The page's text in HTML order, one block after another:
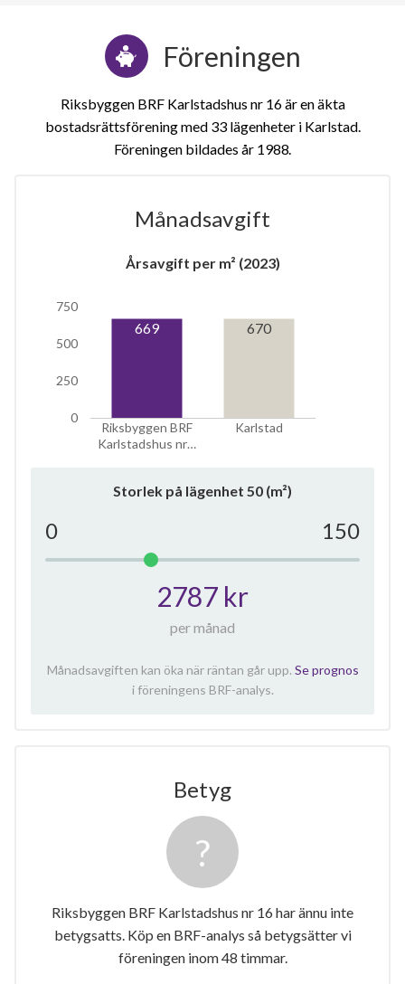
lägenhet
Föreningen
Riksbyggen BRF Karlstadshus nr 16 är en äkta
bostadsrättsförening med 33 lägenheter i Karlstad.
Föreningen bildades år 1988
Månadsavgift
Årsavgift per m² (2023)
Riksbyggen BRF
Karlstadshus nr…
Karlstad
0
250
500
750
669 670
Storlek på lägenhet 50 (m²)
0 150
2787 kr
per månad
Månadsavgiften kan öka när räntan går upp. Se prognos
i föreningens BRF-analys.
Betyg
Riksbyggen BRF Karlstadshus nr 16 har ännu inte
betygsatts. Köp en BRF-analys så betygsätter vi
föreningen inom 48 timmar.